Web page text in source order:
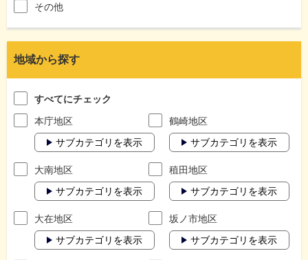
その他
地域から探す
すべてにチェック
本庁地区
サブカテゴリを表示
鶴崎地区
サブカテゴリを表示
大南地区
サブカテゴリを表示
稙田地区
サブカテゴリを表示
大在地区
サブカテゴリを表示
坂ノ市地区
サブカテゴリを表示